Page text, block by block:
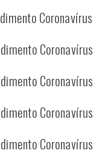
Coronavírus
Coronavírus
Coronavírus
Coronavírus
Coronavírus